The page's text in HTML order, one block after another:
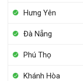
Hưng Yên
Đà Nẵng
Phú Thọ
Khánh Hòa